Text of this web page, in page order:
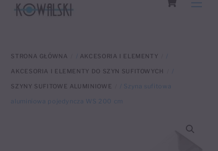
STRONA GŁÓWNA / AKCESORIA I ELEMENTY /
AKCESORIA I ELEMENTY DO SZYN SUFITOWYCH /
SZYNY SUFITOWE ALUMINIOWE / Szyna sufitowa
aluminiowa pojedyncza WS 200 cm